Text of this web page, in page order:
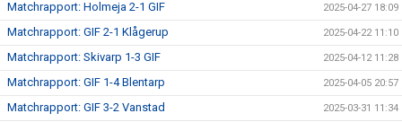
Matchrapport: Holmeja 2-1 GIF 2025-04-27 18:09
Matchrapport: GIF 2-1 Klågerup 2025-04-22 11:10
Matchrapport: Skivarp 1-3 GIF 2025-04-12 11:28
Matchrapport: GIF 1-4 Blentarp 2025-04-05 20:57
Matchrapport: GIF 3-2 Vanstad 2025-03-31 11:34